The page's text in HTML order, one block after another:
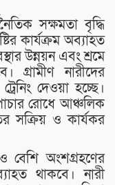
সক্ষমতা বৃদ্ধি
কার্যক্রম অব্যাহত
উন্নয়ন এবং শ্রমে
গ্রামীণ নারীদের
দেওয়া হচ্ছে।
রোধে আঞ্চলিক
সক্রিয় ও কার্যকর
বেশি অংশগ্রহণের
থাকবে। নারী